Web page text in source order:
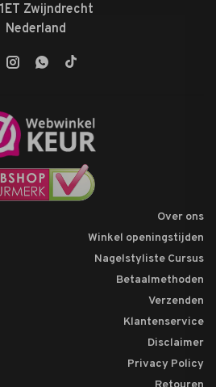
Zwijndrecht
Nederland
Over ons
Winkel openingstijden
Nagelstyliste Cursus
Betaalmethoden
Verzenden
Klantenservice
Disclaimer
Privacy Policy